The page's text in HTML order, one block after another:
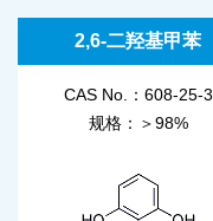
2,6-二羟基甲苯
CAS No.：608-25-3
规格：＞98%